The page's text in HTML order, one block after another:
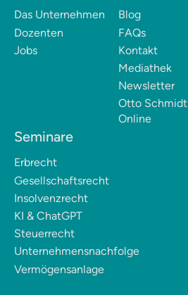
Das Unternehmen
Dozenten
Jobs
Blog
FAQs
Kontakt
Mediathek
Newsletter
Otto Schmidt
Online
Seminare
Erbrecht
Gesellschaftsrecht
Insolvenzrecht
KI & ChatGPT
Steuerrecht
Unternehmensnachfolge
Vermögensanlage